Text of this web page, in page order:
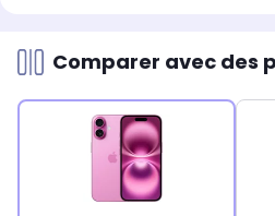
Comparer avec des